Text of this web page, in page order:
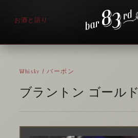
お酒と語り
Whisky / バーボン
ブラントン ゴールド